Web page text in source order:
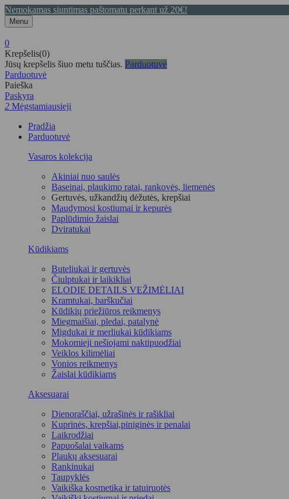
Nemokamas siuntimas paštomatu perkant už 20€!
Menu
0
Krepšelis(0)
Jūsų krepšelis šiuo metu tuščias. Parduotuvė
Parduotuvė
Paieška
Paskyra
2 Mėgstamiausieji
Pradžia
Parduotuvė
Vasaros kolekcija
Akiniai nuo saulės
Baseinai, plaukimo ratai, rankovės, liemenės
Gertuvės, užkandžių dėžutės, krepšiai
Maudymosi kostiumai ir kepurės
Paplūdimio žaislai
Dviratukai
Kūdikiams
Buteliukai ir gertuvės
Čiulptukai ir laikikliai
ELODIE DETAILS VEŽIMĖLIAI
Kramtukai, barškučiai
Kūdikių priežiūros reikmenys
Miegmaišiai, pledai, patalynė
Migdukai ir merliukai kūdikiams
Mokomieji nešiojami naktipuodžiai
Veiklos kilimėliai
Vonios reikmenys
Žaislai kūdikiams
Aksesuarai
Dienoraščiai, užrašinės ir rašikliai
Kuprinės, krepšiai,piniginės ir penalai
Laikrodžiai
Papuošalai vaikams
Plaukų aksesuarai
Rankinukai
Taupyklės
Vaikiška kosmetika ir tatuiruotės